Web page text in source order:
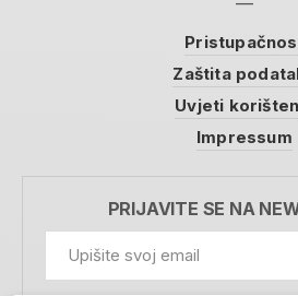
Zaštita
Uvjeti
Impressum
PRIJAVITE SE NA